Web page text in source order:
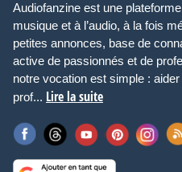
Audiofanzine est une
musique et à l’audio, à la fois
petites annonces, base de
active de passionnés et de
notre vocation est simple :
prof... Lire la suite